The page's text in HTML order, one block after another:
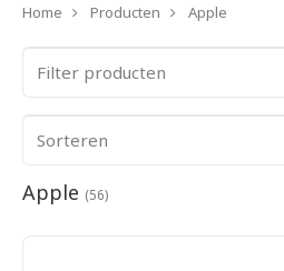
Home Producten Apple
Filter producten
Sorteren
Apple (56)